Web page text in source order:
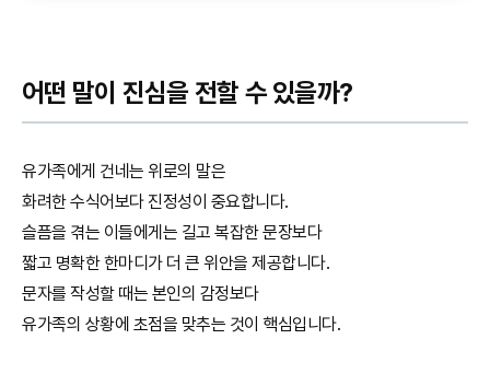
어떤 말이 진심을 전할 수 있을까?
유가족에게 건네는 위로의 말은
화려한 수식어보다 진정성이 중요합니다.
슬픔을 겪는 이들에게는 길고 복잡한 문장보다
짧고 명확한 한마디가 더 큰 위안을 제공합니다.
문자를 작성할 때는 본인의 감정보다
유가족의 상황에 초점을 맞추는 것이 핵심입니다.